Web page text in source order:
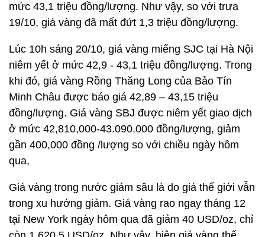
mức 43,1 triệu đồng/lượng. Như vậy, so với trưa
19/10, giá vàng đã mất đứt 1,3 triệu đồng/lượng.
Lúc 10h sáng 20/10, giá vàng miếng SJC tại Hà Nội
niêm yết ở mức 42,9 - 43,1 triệu đồng/lượng. Trong
khi đó, giá vàng Rồng Thăng Long của Bảo Tín
Minh Châu được báo giá 42,89 – 43,15 triệu
đồng/lượng. Giá vàng SBJ được niêm yết giao dịch
ở mức 42,810,000-43.090.000 đồng/lượng, giảm
gần 400,000 đồng /lượng so với chiều ngày hôm
qua,
Giá vàng trong nước giảm sâu là do giá thế giới vẫn
trong xu hướng giảm. Giá vàng rao ngay tháng 12
tại New York ngày hôm qua đã giảm 40 USD/oz, chỉ